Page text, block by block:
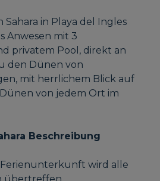
Sahara in Playa del Ingles
Anwesen mit 3
privatem Pool, direkt an
den Dünen von
mit herrlichem Blick auf
von jedem Ort im
Beschreibung
wird alle